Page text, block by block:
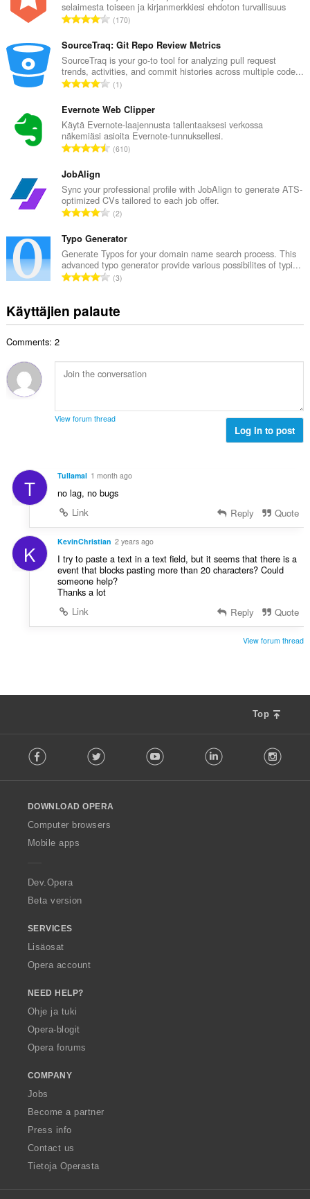
selaimesta toiseen ja kirjanmerkkiesi ehdoton turvallisuus
A
v
i
o
i
a
y
h
e
n
s
:
170
SourceTraq: Git Repo Review Metrics
SourceTraq is your go-to tool for analyzing pull request
trends, activities, and commit histories across multiple code...
A
v
i
o
i
y
h
e
e
n
s
:
1
Evernote Web Clipper
Käytä Evernote-laajennusta tallentaaksesi verkossa
näkemiäsi asioita Evernote-tunnuksellesi.
A
i
o
i
a
y
h
e
n
:
610
JobAlign
Sync your professional profile with JobAlign to generate ATS-
optimized CVs tailored to each job offer.
A
v
i
o
i
a
y
e
e
ä
2
Typo Generator
Generate Typos for your domain name search process. This
advanced typo generator provide various possibilites of typi...
A
v
i
t
a
t
s
:
3
Käyttäjien palaute
Comments: 2
View forum thread
Log in to post
T Tullamal 1 month ago
no lag, no bugs
Link
Reply Quote
K KevinChristian 2 years ago
I try to paste a text in a text field, but it seems that there is a
event that blocks pasting more than 20 characters? Could
someone help?
Thanks a lot
Link
Reply Quote
View forum thread
Top
o
w
O
p
a
Facebook Twitter Youtube LinkedIn
DOWNLOAD OPERA
Computer browsers
Mobile apps
Dev.Opera
Beta version
SERVICES
Lisäosat
Opera account
NEED HELP?
Ohje ja tuki
Opera-blogit
Opera forums
COMPANY
Jobs
Become a partner
Press info
Contact us
Tietoja Operasta